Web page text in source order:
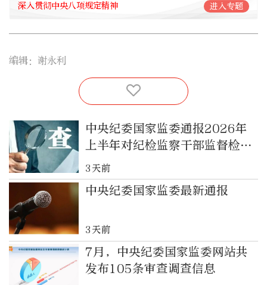
深入贯彻中央八项规定精神 进入专题
编辑：谢永利
中央纪委国家监委通报2026年
上半年对纪检监察干部监督检查
审查调查情况
3天前
中央纪委国家监委最新通报
3天前
7月，中央纪委国家监委网站共
发布105条审查调查信息